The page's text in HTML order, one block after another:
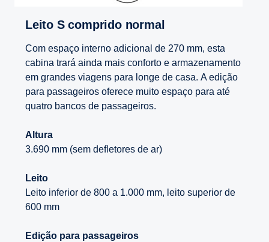
Leito S comprido normal
Com espaço interno adicional de 270 mm, esta
cabina trará ainda mais conforto e armazenamento
em grandes viagens para longe de casa. A edição
para passageiros oferece muito espaço para até
quatro bancos de passageiros.
Altura
3.690 mm (sem defletores de ar)
Leito
Leito inferior de 800 a 1.000 mm, leito superior de
600 mm
Edição para passageiros